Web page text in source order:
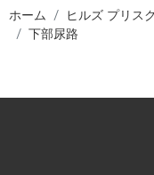
ホーム ヒルズ プリス
下部尿路